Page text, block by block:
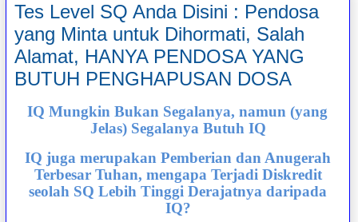
Tes Level SQ Anda Disini : Pendosa
yang Minta untuk Dihormati, Salah
Alamat, HANYA PENDOSA YANG
BUTUH PENGHAPUSAN DOSA
IQ Mungkin Bukan Segalanya, namun (yang
Jelas) Segalanya Butuh IQ
IQ juga merupakan Pemberian dan Anugerah
Terbesar Tuhan, mengapa Terjadi Diskredit
seolah SQ Lebih Tinggi Derajatnya daripada
IQ?